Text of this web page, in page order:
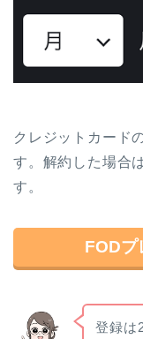
クレジットカード
す。解約した場合
す。
FOD
登録は